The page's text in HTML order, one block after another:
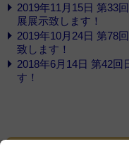
2019年11月15日 第33
展展示致します！
2019年10月24日 第78
致します！
2018年6月14日 第42回
す！